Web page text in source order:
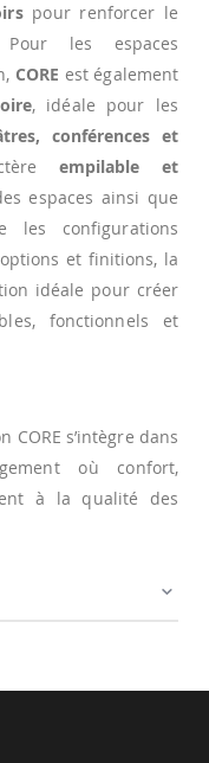
pour renforcer le
Pour les espaces
CORE est également
, idéale pour les
conférences et
empilable et
espaces ainsi que
les configurations
et finitions, la
idéale pour créer
fonctionnels et
CORE s’intègre dans
où confort,
à la qualité des